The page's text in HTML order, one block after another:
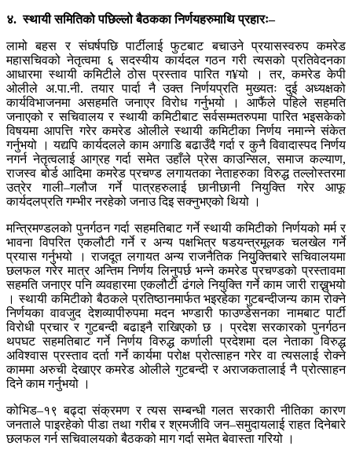
४. स्थायी समितिको पछिल्लो बैठकका निर्णयहरुमाथि प्रहारः–
लामो बहस र संघर्षपछि पार्टीलाई फुटबाट बचाउने प्रयासस्वरुप कमरेड
महासचिवको नेतृत्वमा ६ सदस्यीय कार्यदल गठन गरी त्यसको प्रतिवेदनका
आधारमा स्थायी कमिटीले ठोस प्रस्ताव पारित ग¥यो । तर, कमरेड केपी
ओलीले अ.पा.नी. तयार पार्दा नै उक्त निर्णयप्रति मुख्यतः दुई अध्यक्षको
कार्यविभाजनमा असहमति जनाएर विरोध गर्नुभयो । आफैंले पहिले सहमति
जनाएको र सचिवालय र स्थायी कमिटीबाट सर्वसम्मतरुपमा पारित भइसकेको
विषयमा आपत्ति गरेर कमरेड ओलीले स्थायी कमिटीका निर्णय नमान्ने संकेत
गर्नुभयो । यद्यपि कार्यदलले काम अगाडि बढाउँदै गर्दा र कुनै विवादास्पद निर्णय
नगर्न नेतृत्वलाई आग्रह गर्दा समेत उहाँले प्रेस काउन्सिल, समाज कल्याण,
राजस्व बोर्ड आदिमा कमरेड प्रचण्ड लगायतका नेताहरुका विरुद्ध तल्लोस्तरमा
उत्रेर गाली–गलौज गर्ने पात्रहरुलाई छानीछानी नियुक्ति गरेर आफू
कार्यदलप्रति गम्भीर नरहेको जनाउ दिइ सक्नुभएको थियो ।
मन्त्रिमण्डलको पुनर्गठन गर्दा सहमतिबाट गर्ने स्थायी कमिटीको निर्णयको मर्म र
भावना विपरित एकलौटी गर्ने र अन्य पक्षभित्र षडयन्त्रमूलक चलखेल गर्ने
प्रयास गर्नुभयो । राजदूत लगायत अन्य राजनैतिक नियुुक्तिबारे सचिवालयमा
छलफल गरेर मात्र अन्तिम निर्णय लिनुपर्छ भन्ने कमरेड प्रचण्डको प्रस्तावमा
सहमति जनाएर पनि व्यवहारमा एकलौटी ढंगले नियुक्ति गर्ने काम जारी राख्नुभयो
। स्थायी कमिटीको बैठकले प्रतिष्ठानमार्फत भइरहेका गुटबन्दीजन्य काम रोक्ने
निर्णयका वावजुद देशव्यापीरुपमा मदन भण्डारी फाउण्डेसनका नामबाट पार्टी
विरोधी प्रचार र गुटबन्दी बढाइनै राखिएको छ । प्रदेश सरकारको पुनर्गठन
थपघट सहमतिबाट गर्ने निर्णय विरुद्ध कर्णाली प्रदेशमा दल नेताका विरुद्ध
अविश्वास प्रस्ताव दर्ता गर्ने कार्यमा परोक्ष प्रोत्साहन गरेर वा त्यसलाई रोक्ने
काममा अरुची देखाएर कमरेड ओलीले गुटबन्दी र अराजकतालाई नै प्रोत्साहन
दिने काम गर्नुभयो ।
कोभिड–१९ बढ्दा संक्रमण र त्यस सम्बन्धी गलत सरकारी नीतिका कारण
जनताले पाइरहेको पीडा तथा गरीब र श्रमजीवि जन–समुदायलाई राहत दिनेबारे
छलफल गर्न सचिवालयको बैठकको माग गर्दा समेत बेवास्ता गरियो ।